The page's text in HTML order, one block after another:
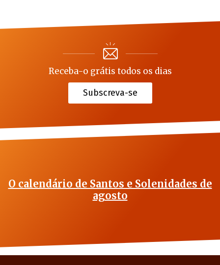
Receba-o grátis todos os dias
Subscreva-se
O calendário de Santos e Solenidades de
agosto